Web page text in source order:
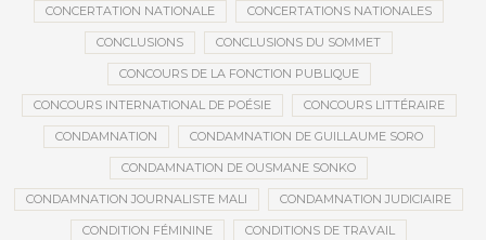
CONCERTATION NATIONALE CONCERTATIONS NATIONALES
CONCLUSIONS CONCLUSIONS DU SOMMET
CONCOURS DE LA FONCTION PUBLIQUE
CONCOURS INTERNATIONAL DE POÉSIE CONCOURS LITTÉRAIRE
CONDAMNATION CONDAMNATION DE GUILLAUME SORO
CONDAMNATION DE OUSMANE SONKO
CONDAMNATION JOURNALISTE MALI CONDAMNATION JUDICIAIRE
CONDITION FÉMININE CONDITIONS DE TRAVAIL